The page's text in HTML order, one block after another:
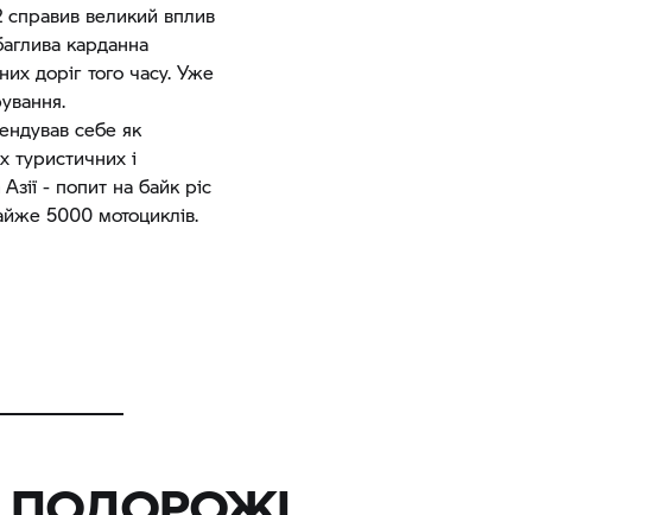
справив великий вплив
карданна
доріг того часу. Уже
себе як
туристичних і
- попит на байк ріс
5000 мотоциклів.